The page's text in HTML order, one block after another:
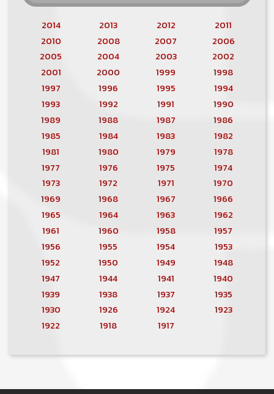
2014 2013 2012
2011
2010
2008 2007
2006
2005
2004 2003
2002
2001
2000 1999
1998
1997
1996 1995
1994
1993
1992 1991
1990
1989
1988 1987
1986
1985
1984 1983
1982
1981
1980 1979
1978
1977
1976 1975
1974
1973
1972 1971
1970
1969
1968 1967
1966
1965
1964 1963
1962
1961
1960 1958
1957
1956
1955 1954
1953
1952
1950 1949
1948
1947
1944 1941
1940
1939
1938 1937
1935
1930
1926 1924
1923
1922
1918 1917